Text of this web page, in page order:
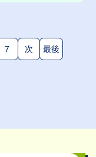
7 次 最後